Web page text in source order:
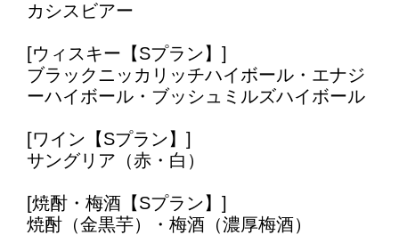
カシスビアー
[ウィスキー【Sプラン】]
ブラックニッカリッチハイボール・エナジ
ーハイボール・ブッシュミルズハイボール
[ワイン【Sプラン】]
サングリア（赤・白）
[焼酎・梅酒【Sプラン】]
焼酎（金黒芋）・梅酒（濃厚梅酒）